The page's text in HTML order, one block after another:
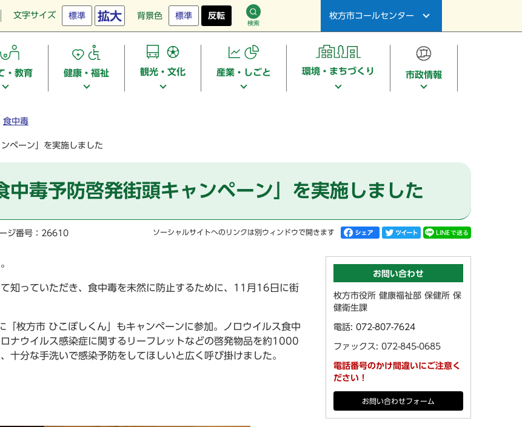
文字サイズ 標準 拡大 背景色 標準 反転
検索
枚方市コールセンター
・教育 健康・福祉 観光・文化 産業・しごと 環境・まちづくり 市政情報
食中毒
ペーン」を実施しました
中毒予防啓発街頭キャンペーン」を実施しました
ジ番号：26610 ソーシャルサイトへのリンクは別ウィンドウで開きます
知っていただき、食中毒を未然に防止するために、11月16日に街
枚方市 ひこぼしくん」もキャンペーンに参加。ノロウイルス食中
ナウイルス感染症に関するリーフレットなどの啓発物品を約1000
十分な手洗いで感染予防をしてほしいと広く呼び掛けました。
お問い合わせ
枚方市役所 健康福祉部 保健所 保
健衛生課
電話: 072-807-7624
ファックス: 072-845-0685
電話番号のかけ間違いにご注意く
ださい！
お問い合わせフォーム